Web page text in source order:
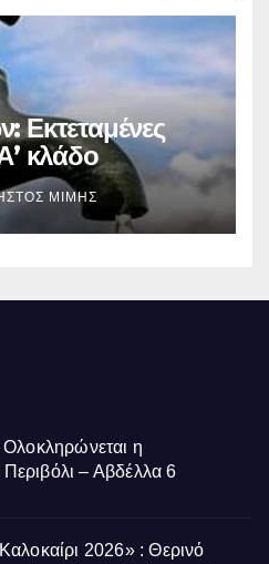
Εκτεταμένες
κλάδο
περιοχές
Πέμπτη
ΜΊΜΗΣ
Ολοκληρώνεται η
– Αβδέλλα 6
2026» : Θερινό